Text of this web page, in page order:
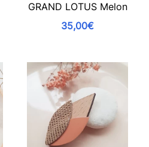
GRAND LOTUS Melon
35,00€